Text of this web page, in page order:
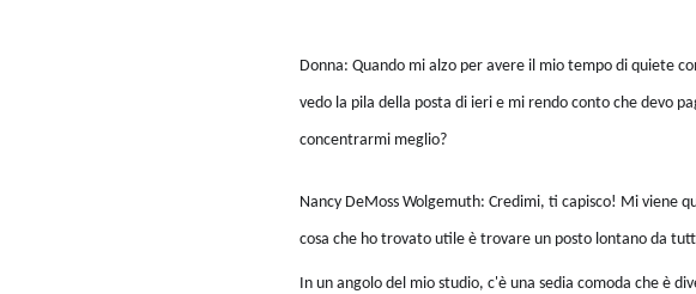
Donna: Quando mi alzo per avere il mio tempo di quiete
vedo la pila della posta di ieri e mi rendo conto che devo
concentrarmi meglio?
Nancy DeMoss Wolgemuth: Credimi, ti capisco! Mi viene
cosa che ho trovato utile è trovare un posto lontano da
In un angolo del mio studio, c'è una sedia comoda che è